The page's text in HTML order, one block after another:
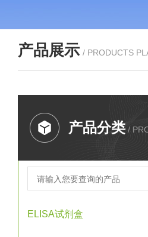
产品展示 / PRODUCTS
产品分类 /
ELISA试剂盒